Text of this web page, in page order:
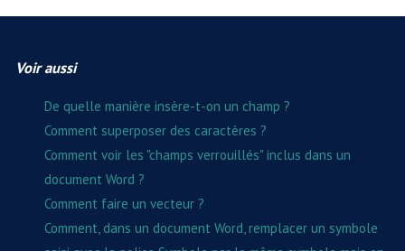
Voir aussi
De quelle manière insère-t-on un champ ?
Comment superposer des caractères ?
Comment voir les "champs verrouillés" inclus dans un
document Word ?
Comment faire un vecteur ?
Comment, dans un document Word, remplacer un symbole